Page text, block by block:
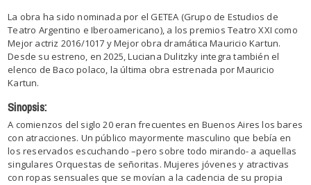
La obra ha sido nominada por el GETEA (Grupo de Estudios de
Teatro Argentino e Iberoamericano), a los premios Teatro XXI como
Mejor actriz 2016/1017 y Mejor obra dramática Mauricio Kartun.
Desde su estreno, en 2025, Luciana Dulitzky integra también el
elenco de Baco polaco, la última obra estrenada por Mauricio
Kartun.
Sinopsis:
A comienzos del siglo 20 eran frecuentes en Buenos Aires los bares
con atracciones. Un público mayormente masculino que bebía en
los reservados escuchando –pero sobre todo mirando- a aquellas
singulares Orquestas de señoritas. Mujeres jóvenes y atractivas
con ropas sensuales que se movían a la cadencia de su propia